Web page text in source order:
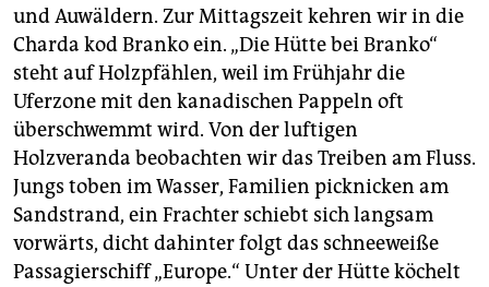
und Auwäldern. Zur Mittagszeit kehren wir in die
Charda kod Branko ein. „Die Hütte bei Branko“
steht auf Holzpfählen, weil im Frühjahr die
Uferzone mit den kanadischen Pappeln oft
überschwemmt wird. Von der luftigen
Holzveranda beobachten wir das Treiben am Fluss.
Jungs toben im Wasser, Familien picknicken am
Sandstrand, ein Frachter schiebt sich langsam
vorwärts, dicht dahinter folgt das schneeweiße
Passagierschiff „Europe.“ Unter der Hütte köchelt